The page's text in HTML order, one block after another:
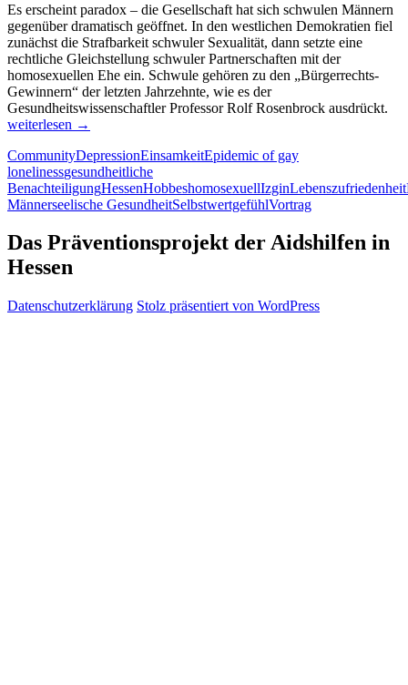
Es erscheint paradox – die Gesellschaft hat sich schwulen Männern
gegenüber dramatisch geöffnet. In den westlichen Demokratien fiel
zunächst die Strafbarkeit schwuler Sexualität, dann setzte eine
rechtliche Gleichstellung schwuler Partnerschaften mit der
homosexuellen Ehe ein. Schwule gehören zu den „Bürgerrechts-
Gewinnern“ der letzten Jahrzehnte, wie es der
Gesundheitswissenschaftler Professor Rolf Rosenbrock ausdrückt.
weiterlesen →
CommunityDepressionEinsamkeitEpidemic of gay
lonelinessgesundheitliche
BenachteiligungHessenHobbeshomosexuellIzginLebenszufriedenheit
Männerseelische GesundheitSelbstwertgefühlVortrag
Das Präventionsprojekt der Aidshilfen in
Hessen
Datenschutzerklärung Stolz präsentiert von WordPress